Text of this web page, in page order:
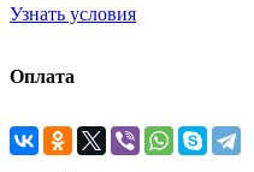
Узнать условия
Оплата